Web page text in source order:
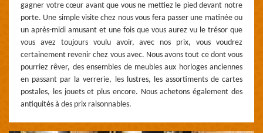
gagner votre cœur avant que vous ne mettiez le pied devant notre
porte. Une simple visite chez nous vous fera passer une matinée ou
un après-midi amusant et une fois que vous aurez vu le trésor que
vous avez toujours voulu avoir, avec nos prix, vous voudrez
certainement revenir chez vous avec. Nous avons tout ce dont vous
pourriez rêver, des ensembles de meubles aux horloges anciennes
en passant par la verrerie, les lustres, les assortiments de cartes
postales, les jouets et plus encore. Nous achetons également des
antiquités à des prix raisonnables.